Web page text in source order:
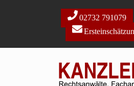
02732 791079